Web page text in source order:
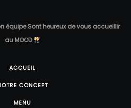
équipe Sont heureux de vous accueillir
au MOOD
ACCUEIL
CONCEPT
MENU